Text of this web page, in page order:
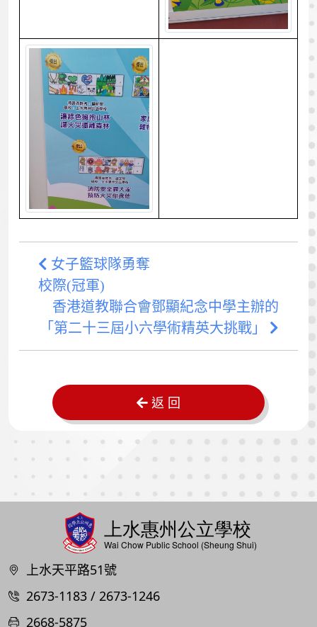
女子籃球隊勇奪
校際(冠軍)
香港道教聯合會鄧顯紀念中學主辦的
「第二十三屆小六學術精英大挑戰」
返 回
上水天平路51號
2673-1183 / 2673-1246
2668-5875